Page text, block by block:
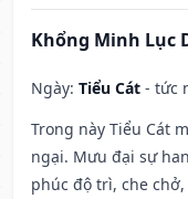
Khổng Minh Lục
Ngày: Tiểu Cát - tức
Trong này Tiểu Cát
ngại. Mưu đại sự
phúc độ trì, che